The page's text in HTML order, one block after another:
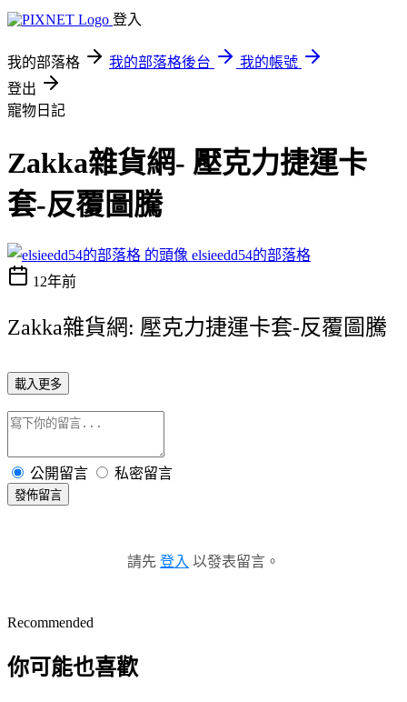
登入
我的部落格 我的部落格後台
我的帳號
登出
寵物日記
Zakka雜貨網- 壓克力捷運卡
套-反覆圖騰
elsieedd54的部落格
12年前
Zakka雜貨網: 壓克力捷運卡套-反覆圖騰
載入更多
公開留言 私密留言
發佈留言
請先 登入 以發表留言。
Recommended
你可能也喜歡